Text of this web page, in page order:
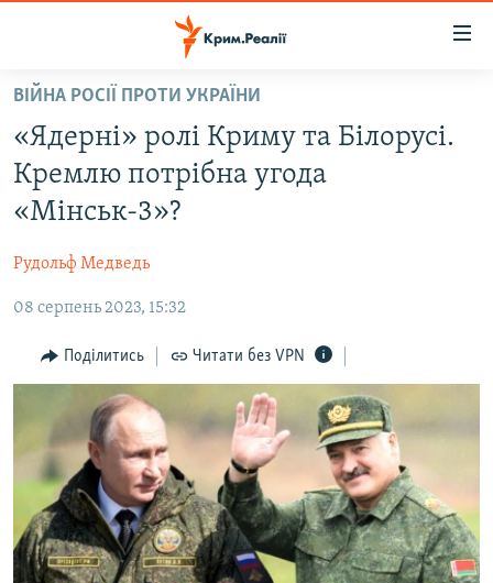
Перейти
основного
матеріалу
Перейти
до
основної
навігації
Перейти
пошуку
ВОДА.КРИМ
ВІДЕО ТА ФОТО
БЛОГИ
ПОГЛЯД
ІНТЕРВ'Ю
ВСЕ ЗА ДЕНЬ
СПЕЦПРОЕКТИ
ДЕПОРТАЦІЯ
ВІДЕОУРОКИ «ELIFBE»
СВІДЧЕННЯ ОКУПАЦІЇ
ЯК ОБІЙТИ БЛОКУВАННЯ
Русский
Qırımtatar
ВІЙНА РОСІЇ ПРОТИ УКРАЇНИ
«Ядерні» ролі Криму та Білорусі.
Кремлю потрібна угода
«Мінськ-3»?
Рудольф Медведь
08 серпень 2023, 15:32
Поділитись Читати без VPN